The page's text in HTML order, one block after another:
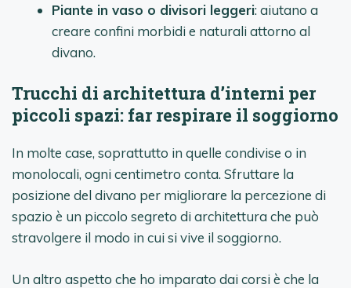
Piante in vaso o divisori leggeri: aiutano a
creare confini morbidi e naturali attorno al
divano.
Trucchi di architettura d’interni per
piccoli spazi: far respirare il soggiorno
In molte case, soprattutto in quelle condivise o in
monolocali, ogni centimetro conta. Sfruttare la
posizione del divano per migliorare la percezione di
spazio è un piccolo segreto di architettura che può
stravolgere il modo in cui si vive il soggiorno.
Un altro aspetto che ho imparato dai corsi è che la